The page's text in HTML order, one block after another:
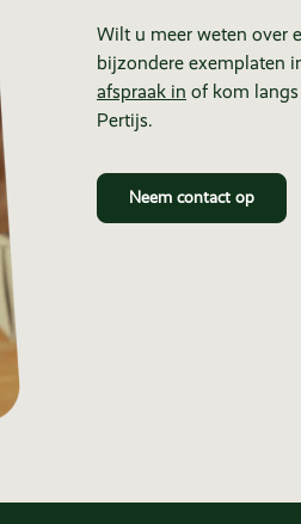
Wilt u meer weten over
bijzondere exemplaten
afspraak in of kom
Pertijs.
Neem contact op